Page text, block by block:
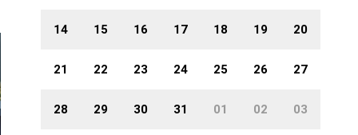
14 15 16 17 18 19 20
21 22 23 24 25 26 27
28 29 30 31 01 02 03